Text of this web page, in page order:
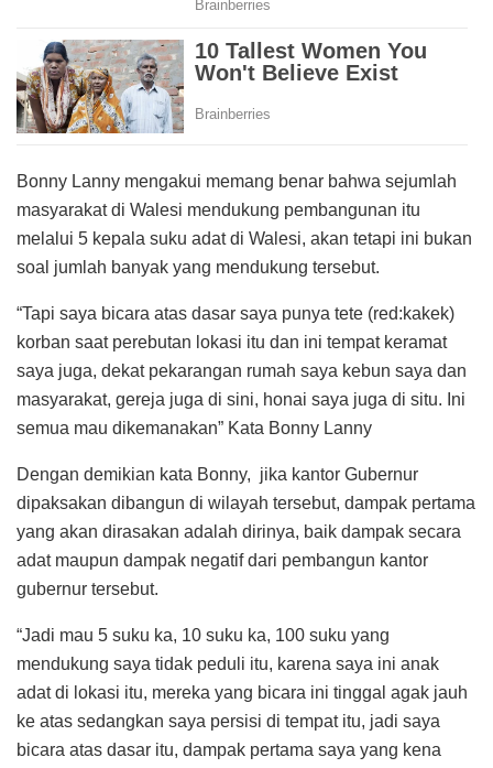
Bonny Lanny mengakui memang benar bahwa sejumlah
masyarakat di Walesi mendukung pembangunan itu
melalui 5 kepala suku adat di Walesi, akan tetapi ini bukan
soal jumlah banyak yang mendukung tersebut.
“Tapi saya bicara atas dasar saya punya tete (red:kakek)
korban saat perebutan lokasi itu dan ini tempat keramat
saya juga, dekat pekarangan rumah saya kebun saya dan
masyarakat, gereja juga di sini, honai saya juga di situ. Ini
semua mau dikemanakan” Kata Bonny Lanny
Dengan demikian kata Bonny, jika kantor Gubernur
dipaksakan dibangun di wilayah tersebut, dampak pertama
yang akan dirasakan adalah dirinya, baik dampak secara
adat maupun dampak negatif dari pembangun kantor
gubernur tersebut.
“Jadi mau 5 suku ka, 10 suku ka, 100 suku yang
mendukung saya tidak peduli itu, karena saya ini anak
adat di lokasi itu, mereka yang bicara ini tinggal agak jauh
ke atas sedangkan saya persisi di tempat itu, jadi saya
bicara atas dasar itu, dampak pertama saya yang kena